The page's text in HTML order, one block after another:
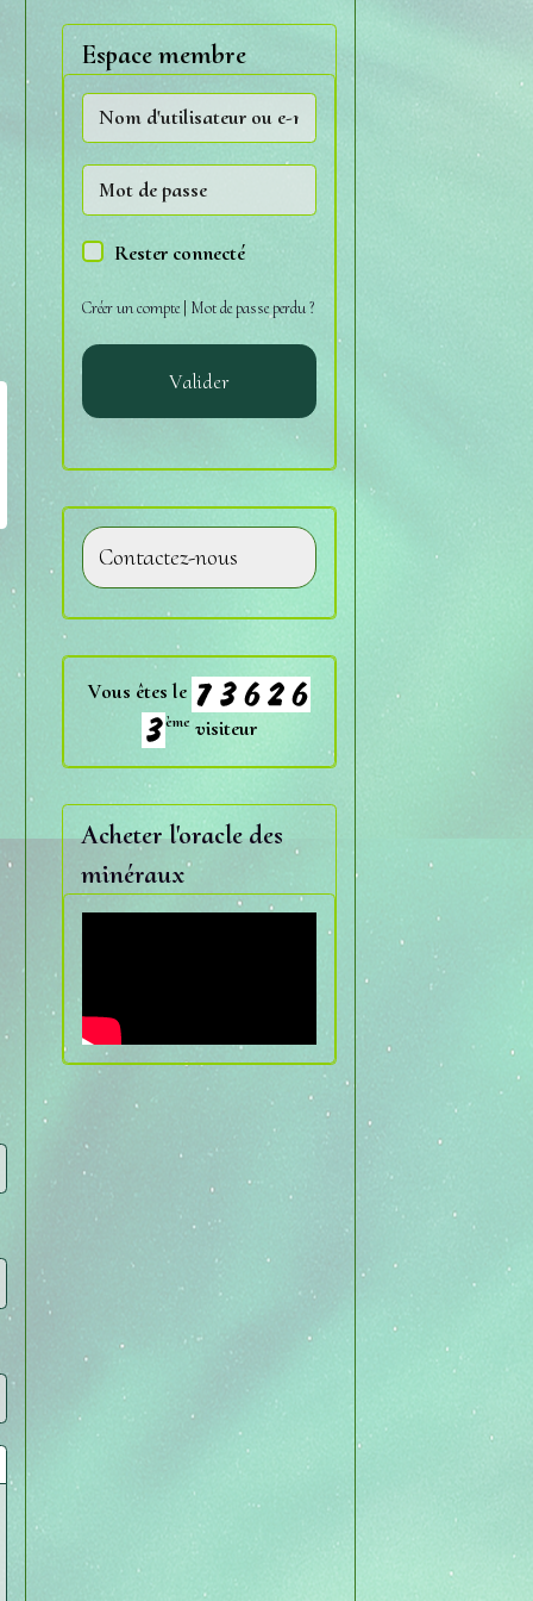
Espace membre
Rester connecté
Créer un compte| Mot de passe perdu ?
Valider
Contactez-nous
Vous êtes le
ème visiteur
Acheter l'oracle des
minéraux